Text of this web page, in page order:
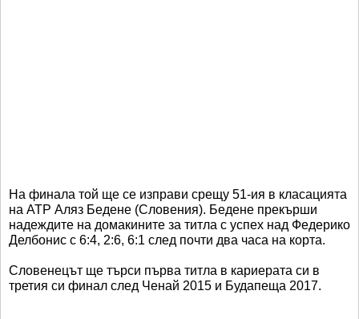
На финала той ще се изправи срещу 51-ия в класацията
на АТР Аляз Бедене (Словения). Бедене прекърши
надеждите на домакините за титла с успех над Федерико
Делбонис с 6:4, 2:6, 6:1 след почти два часа на корта.
Словенецът ще търси първа титла в кариерата си в
третия си финал след Ченай 2015 и Будапеща 2017.